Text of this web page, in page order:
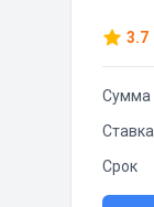
3.7
Сумма
Ставка
Срок